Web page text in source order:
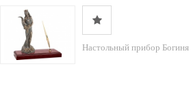
Настольный прибор